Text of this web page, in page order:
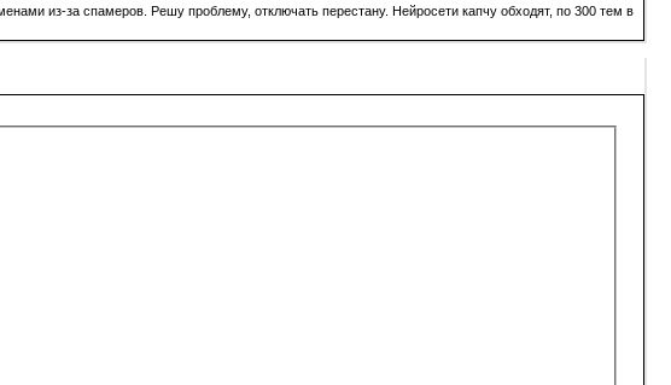
из-за спамеров. Решу проблему, отключать перестану. Нейросети капчу обходят, по 300 тем в